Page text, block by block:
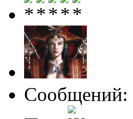
Сообщений: